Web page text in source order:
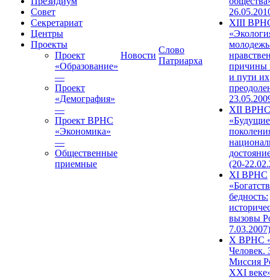
Совет
Секретариат
Центры
Проекты
Проект
«Образование»
—
Проект
«Демография»
—
Проект ВРНС
«Экономика»
—
Общественные
приемные
Новости
Слово
Патриарха
XIII
причины
и пути их
XII ВРНС
«Будущие
(20-
XI ВРНС
бедность:
вызовы
7.03.2007)
X ВРНС
Человек.
Миссия
XXI